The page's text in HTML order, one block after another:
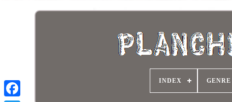
INDEX GENRE